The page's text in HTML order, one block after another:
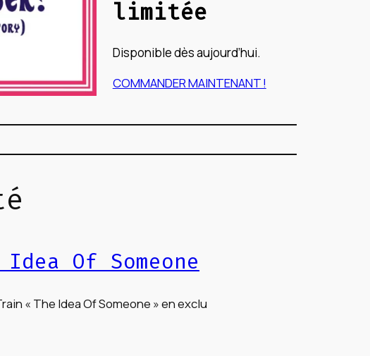
limitée
Disponible dès aujourd’hui.
COMMANDER MAINTENANT !
Of Someone
« The Idea Of Someone » en exclu